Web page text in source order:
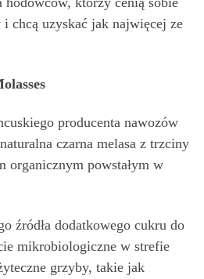
chcą uzyskać jak najwięcej ze
producenta nawozów
czarna melasa z trzciny
organicznym powstałym w
źródła dodatkowego cukru do
mikrobiologiczne w strefie
grzyby, takie jak